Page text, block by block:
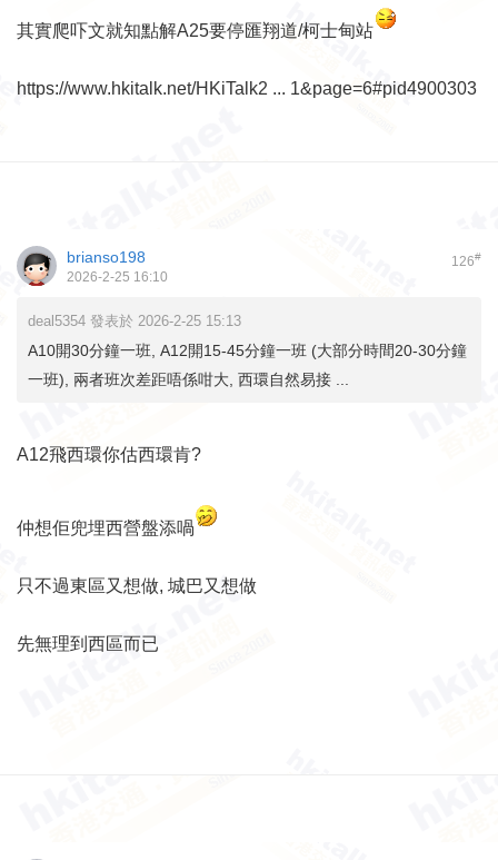
其實爬吓文就知點解A25要停匯翔道/柯士甸站
https://www.hkitalk.net/HKiTalk2 ... 1&page=6#pid4900303
126#
brianso198
2026-2-25 16:10
deal5354 發表於 2026-2-25 15:13
A10開30分鐘一班, A12開15-45分鐘一班 (大部分時間20-30分鐘
一班), 兩者班次差距唔係咁大, 西環自然易接 ...
A12飛西環你估西環肯?
仲想佢兜埋西營盤添喎
只不過東區又想做, 城巴又想做
先無理到西區而已